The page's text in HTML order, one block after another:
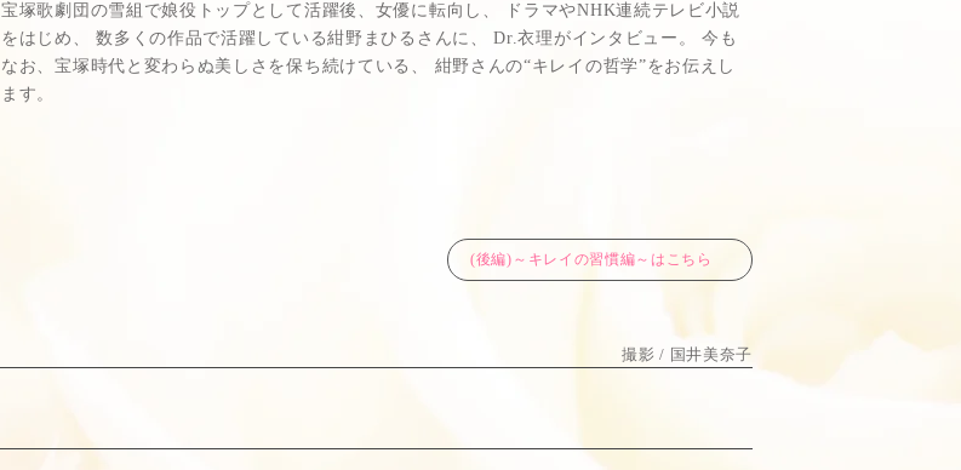
宝塚歌劇団の雪組で娘役トップとして活躍後、女優に転向し、 ドラマやNHK連続テレビ小説
をはじめ、 数多くの作品で活躍している紺野まひるさんに、 Dr.衣理がインタビュー。 今も
なお、宝塚時代と変わらぬ美しさを保ち続けている、 紺野さんの“キレイの哲学”をお伝えし
ます。
撮影 / 国井美奈子
(後編)～キレイの習慣編～はこちら